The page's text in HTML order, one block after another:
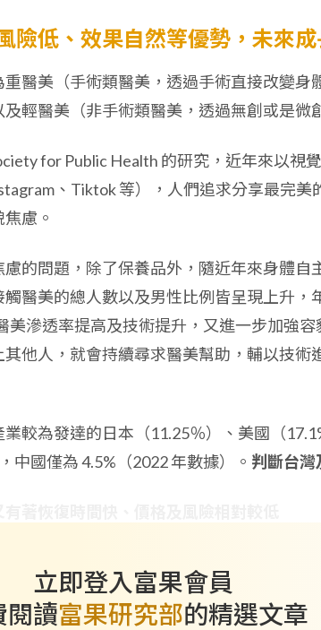
險低、效果自然等優勢，未來
重醫美（手術類醫美，透過手術直接改變身
輕醫美（非手術類醫美，透過無創或是微
for Public Health 的研究，近年來以視
、Tiktok 等），人們追求分享最完
慮。
的問題，除了保養品外，隨近年來身體自
醫美的總人數以及男性比例皆呈現上升，
美滲透率提高及技術提升，又進一步加強
其他人，就會持續尋求醫美幫助，輔以技
較為發達的日本（11.25％）、美國（
中國僅為 4.5%（2022 年數據）。 判斷台灣
立即登入富果會員
閱讀富果研究部的精選文章